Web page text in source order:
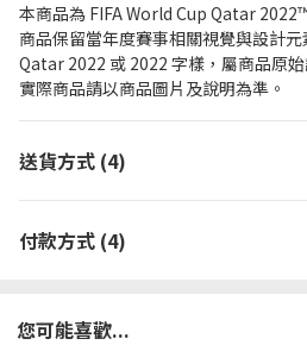
本商品為 FIFA World Cup Qatar
商品保留當年度賽事相關視覺與設計
Qatar 2022 或 2022 字樣，屬商品原始
實際商品請以商品圖片及說明為準。
送貨方式 (4)
付款方式 (4)
您可能喜歡...